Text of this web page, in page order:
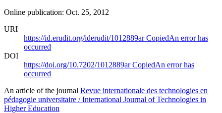
Online publication: Oct. 25, 2012
URI
https://id.erudit.org/iderudit/1012889arCopiedAn error has
occurred
DOI
https://doi.org/10.7202/1012889arCopiedAn error has
occurred
An article of the journal Revue internationale des technologies en
pédagogie universitaire / International Journal of Technologies in
Higher Education